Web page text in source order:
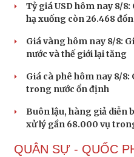
Tỷ giá USD hôm nay 8/8:
hạ xuống còn 26.468
Giá vàng hôm nay 8/8:
nước và thế giới lại tăng
Giá cà phê hôm nay 8/8:
trong nước ổn định
Buôn lậu, hàng giả diễn
xử lý gần 68.000 vụ
QUÂN SỰ - QUỐC